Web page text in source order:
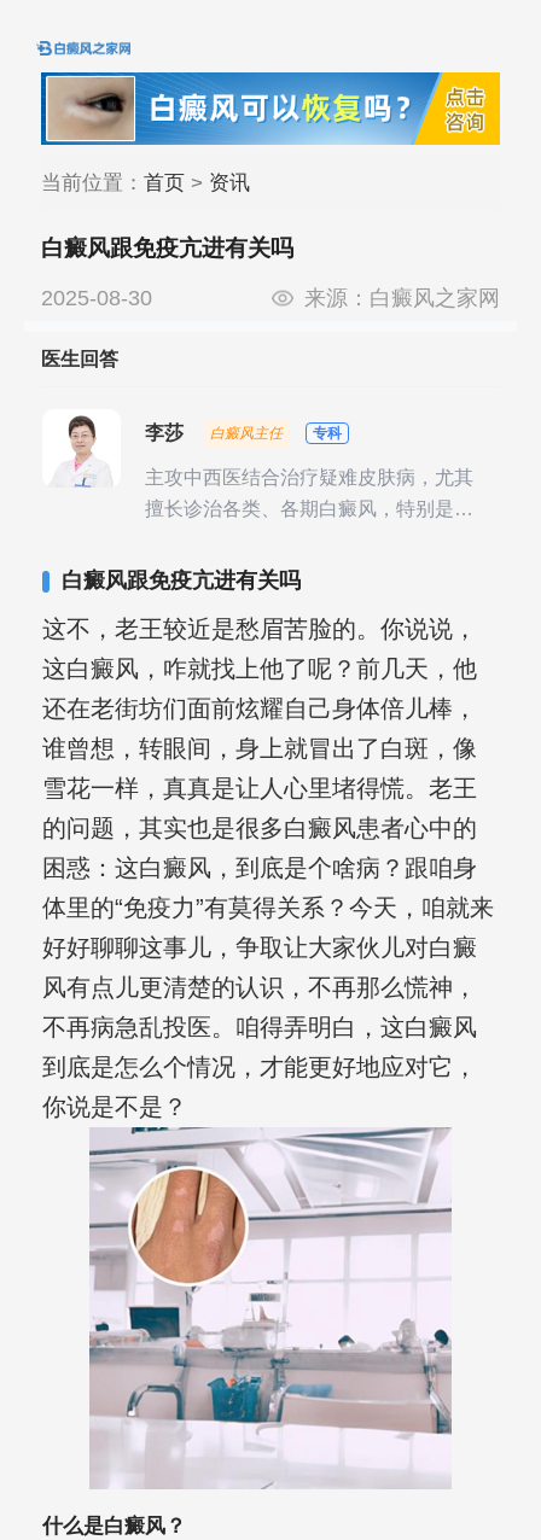
当前位置： 首页> 资讯
白癜风跟免疫亢进有关吗
2025-08-30 来源： 白癜风之家网
医生回答
李莎 白癜风主任 专科
主攻中西医结合治疗疑难皮肤病，尤其
擅长诊治各类、各期白癜风，特别是对
复发期;临床运用中医的辨证施治，理法
白癜风跟免疫亢进有关吗
这不，老王较近是愁眉苦脸的。你说说，
这白癜风，咋就找上他了呢？前几天，他
还在老街坊们面前炫耀自己身体倍儿棒，
谁曾想，转眼间，身上就冒出了白斑，像
雪花一样，真真是让人心里堵得慌。老王
的问题，其实也是很多白癜风患者心中的
困惑：这白癜风，到底是个啥病？跟咱身
体里的“免疫力”有莫得关系？今天，咱就来
好好聊聊这事儿，争取让大家伙儿对白癜
风有点儿更清楚的认识，不再那么慌神，
不再病急乱投医。咱得弄明白，这白癜风
到底是怎么个情况，才能更好地应对它，
你说是不是？
什么是白癜风？